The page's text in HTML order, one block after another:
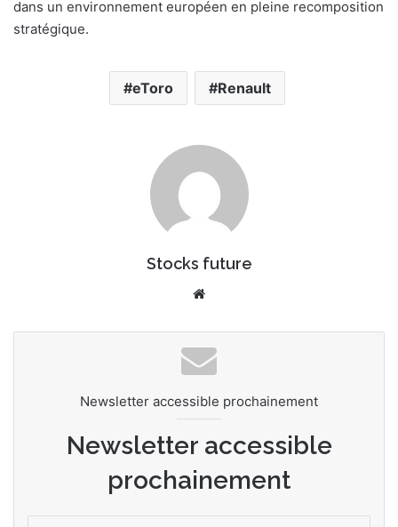
dans un environnement européen en pleine recomposition
stratégique.
eToro Renault
Stocks future
Newsletter accessible prochainement
Newsletter accessible
prochainement